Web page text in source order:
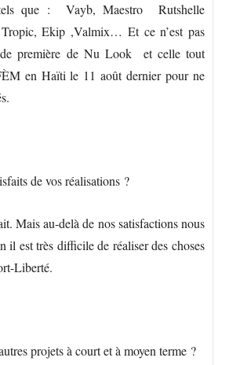
tels que : Vayb, Maestro Rutshelle
Ekip ,Valmix… Et ce n’est pas
première de Nu Look et celle tout
en Haïti le 11 août dernier pour ne
de vos réalisations ?
Mais au-delà de nos satisfactions nous
il est très difficile de réaliser des choses
Liberté.
projets à court et à moyen terme ?